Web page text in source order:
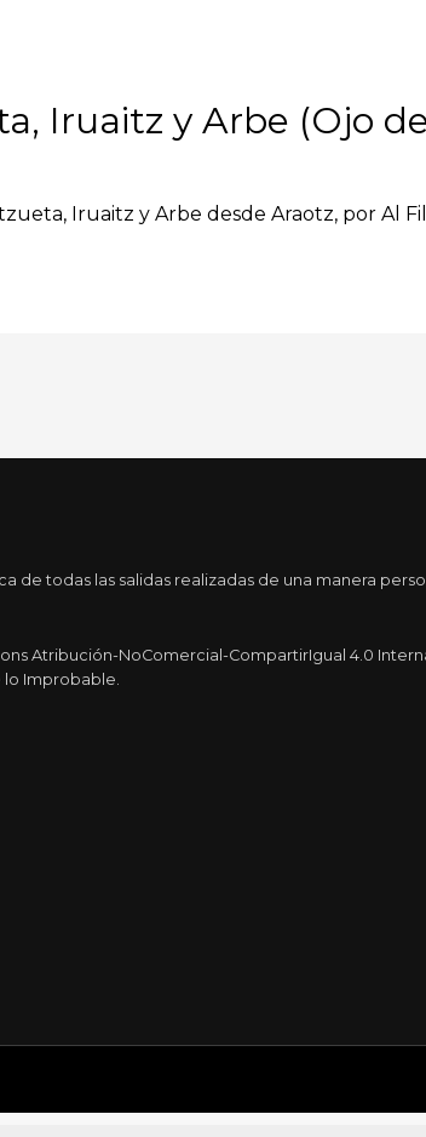
Iruaitz y Arbe (Ojo
Iruaitz y Arbe desde Araotz, por Al
todas las salidas realizadas de una manera
Atribución-NoComercial-CompartirIgual 4.0
Improbable.